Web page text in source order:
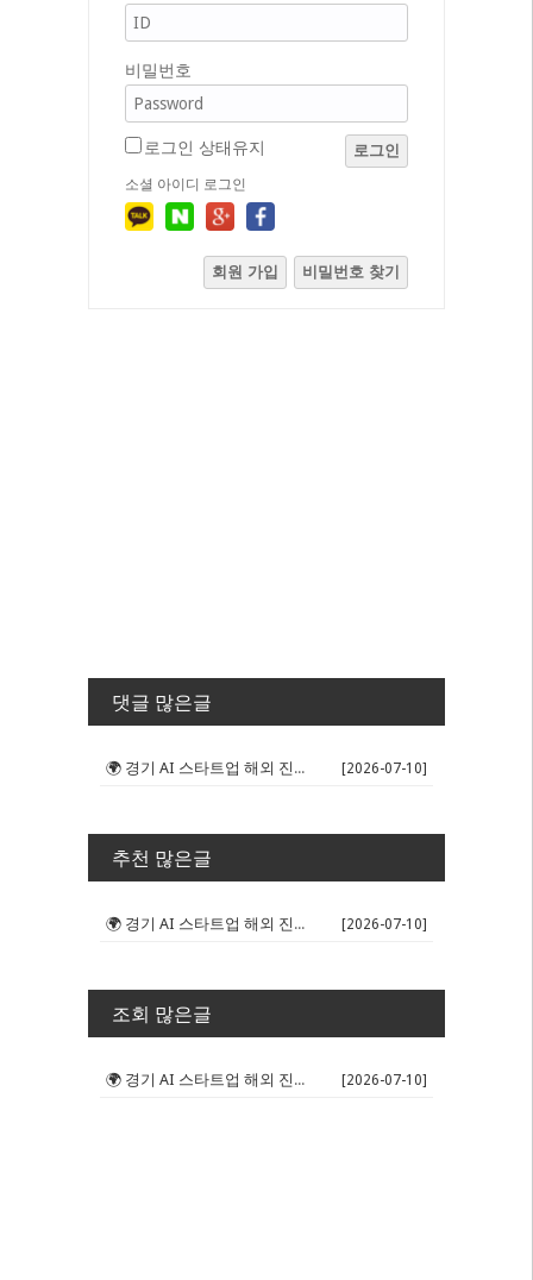
비밀번호
로그인 상태유지 로그인
소셜 아이디 로그인
회원 가입 비밀번호 찾기
댓글 많은글
🌍 경기 AI 스타트업 해외 진출 판... [2026-07-10]
추천 많은글
🌍 경기 AI 스타트업 해외 진출 판... [2026-07-10]
조회 많은글
🌍 경기 AI 스타트업 해외 진출 판... [2026-07-10]